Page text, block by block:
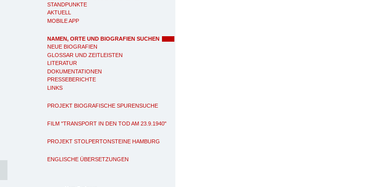
STANDPUNKTE
AKTUELL
MOBILE APP
NAMEN, ORTE UND BIOGRAFIEN SUCHEN
NEUE BIOGRAFIEN
GLOSSAR UND ZEITLEISTEN
LITERATUR
DOKUMENTATIONEN
PRESSEBERICHTE
LINKS
PROJEKT BIOGRAFISCHE SPURENSUCHE
FILM "TRANSPORT IN DEN TOD AM 23.9.1940"
PROJEKT STOLPERTONSTEINE HAMBURG
ENGLISCHE ÜBERSETZUNGEN